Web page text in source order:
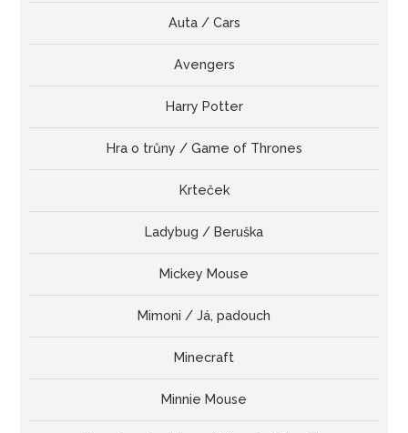
Auta / Cars
Avengers
Harry Potter
Hra o trůny / Game of Thrones
Krteček
Ladybug / Beruška
Mickey Mouse
Mimoni / Já, padouch
Minecraft
Minnie Mouse